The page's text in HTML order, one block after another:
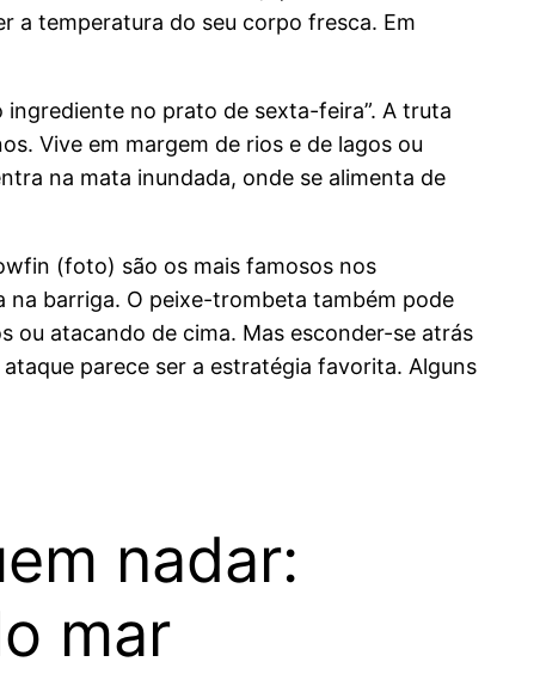
a temperatura do seu corpo fresca. Em
ingrediente no prato de sexta-feira”. A truta
Vive em margem de rios e de lagos ou
na mata inundada, onde se alimenta de
(foto) são os mais famosos nos
na barriga. O peixe-trombeta também pode
ou atacando de cima. Mas esconder-se atrás
parece ser a estratégia favorita. Alguns
nadar:
mar